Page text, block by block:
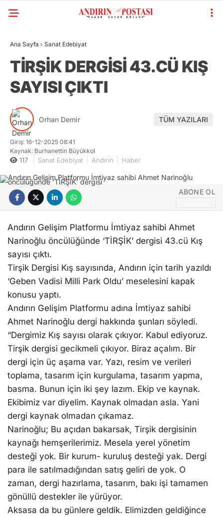
Ana Sayfa › Sanat Edebiyat
TİRŞİK DERGİSİ 43.CÜ KIŞ
SAYISI ÇIKTI
Orhan Demir TÜM YAZILARI
Giriş: 16-12-2025 08:41
Kaynak: Burhanettin Büyükkol
117 Sanat Edebiyat Andırın Haber
ABONE OL
Andırın Gelişim Platformu İmtiyaz sahibi Ahmet
Narinoğlu öncülüğünde ‘TİRŞİK’ dergisi 43.cü Kış
sayısı çıktı.
Tirşik Dergisi Kış sayısında, Andırın için tarih yazıldı
‘Geben Vadisi Milli Park Oldu’ meselesini kapak
konusu yaptı.
Andırın Gelişim Platformu adına İmtiyaz sahibi
Ahmet Narinoğlu dergi hakkında şunları söyledi.
“Dergimiz Kış sayısı olarak çıkıyor. Kabul ediyoruz.
Tirşik dergisi gecikmeli çıkıyor. Biraz açalım. Bir
dergi için üç aşama var. Yazı, resim ve verileri
toplama, tasarım için kurgulama, tasarım yapma,
basma. Bunun için iki şey lazım. Ekip ve kaynak.
Ekibimiz var diyelim. Kaynak olmadan asla. Yani
dergi kaynak olmadan çıkamaz.
Narinoğlu; Bu açıdan bakarsak, Tirşik dergisinin
kaynağı hemşerilerimiz. Mesela yerel yönetim
desteği yok. Bir kurum- kuruluş desteği yak. Dergi
para ile satılmadığından satış geliri de yok. O
zaman, dergi hazırlama, tasarım, bakı işi tamamen
gönüllü destekler ile yürüyor.
Aksasa da bu günlere geldik. Elimizden geldiğince